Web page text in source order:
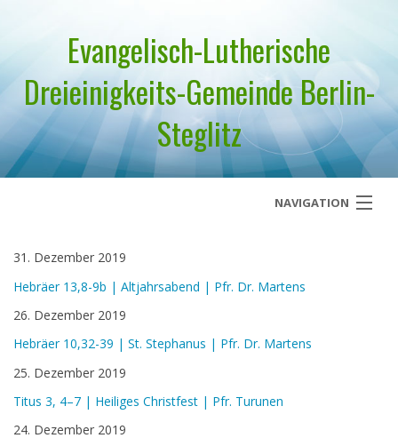
Evangelisch-Lutherische
Dreieinigkeits-Gemeinde Berlin-
Steglitz
NAVIGATION
Über uns
Geistliches Wort
Termine
Aktuelles
31. Dezember 2019
Hebräer 13,8-9b | Altjahrsabend | Pfr. Dr. Martens
26. Dezember 2019
Hebräer 10,32-39 | St. Stephanus | Pfr. Dr. Martens
25. Dezember 2019
Titus 3, 4–7 | Heiliges Christfest | Pfr. Turunen
24. Dezember 2019